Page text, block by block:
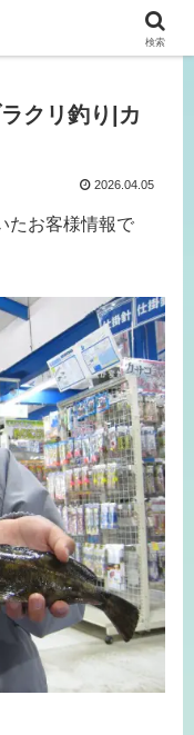
おまかせ！
クリ釣り|カ
2026.04.05
たお客様情報で
検索